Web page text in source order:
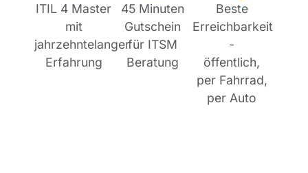
ITIL 4 Master
mit
jahrzehntelanger
Erfahrung
45 Minuten
Gutschein
für ITSM
Beratung
Beste
Erreichbarkeit
-
öffentlich,
per Fahrrad,
per Auto